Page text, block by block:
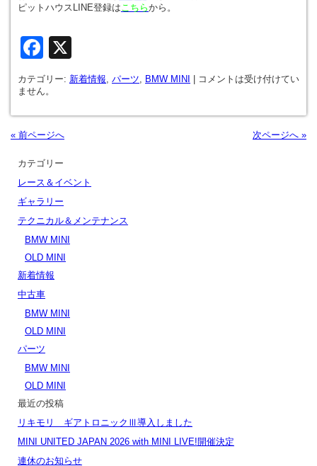
ピットハウスLINE登録は こちらから。
Facebook
カテゴリー: 新着情報 パーツ BMW MINI
コメントは受け付けてい
ません。
« 前ページへ 次ページへ »
カテゴリー
レース＆イベント
ギャラリー
テクニカル＆メンテナンス
BMW MINI
OLD MINI
新着情報
中古車
BMW MINI
OLD MINI
パーツ
BMW MINI
OLD MINI
最近の投稿
リキモリ ギアトロニックⅢ導入しました
MINI UNITED JAPAN 2026 with MINI LIVE!開催決定
連休のお知らせ